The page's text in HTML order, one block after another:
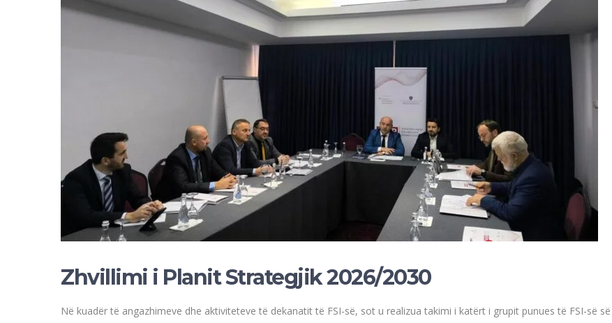
Zhvillimi i Planit Strategjik 2026/2030
Në kuadër të angazhimeve dhe aktiviteteve të dekanatit të FSI-së, sot u realizua takimi i katërt i grupit punues të FSI-së